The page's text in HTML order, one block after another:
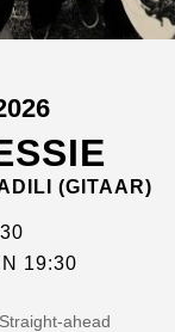
(GITAAR)
19:30
ahead